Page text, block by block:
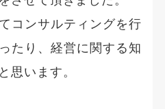
コンサルティングを行
たり、経営に関する知
思います。